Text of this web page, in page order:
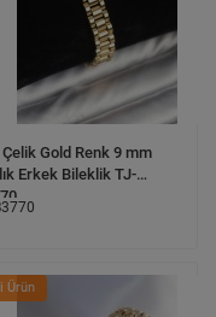
Gold Renk 9 mm
Erkek Bileklik TJ-
Ürün